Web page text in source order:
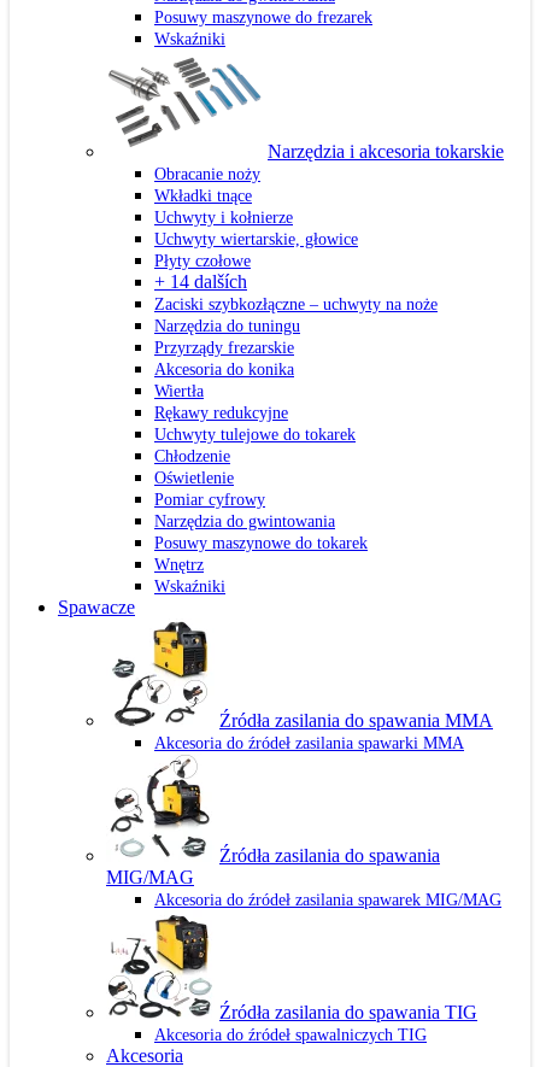
Posuwy maszynowe do frezarek
Wskaźniki
Narzędzia i akcesoria tokarskie
Obracanie noży
Wkładki tnące
Uchwyty i kołnierze
Uchwyty wiertarskie, głowice
Płyty czołowe
+ 14 dalších
Zaciski szybkozłączne – uchwyty na noże
Narzędzia do tuningu
Przyrządy frezarskie
Akcesoria do konika
Wiertła
Rękawy redukcyjne
Uchwyty tulejowe do tokarek
Chłodzenie
Oświetlenie
Pomiar cyfrowy
Narzędzia do gwintowania
Posuwy maszynowe do tokarek
Wnętrz
Wskaźniki
Spawacze
Źródła zasilania do spawania MMA
Akcesoria do źródeł zasilania spawarki MMA
Źródła zasilania do spawania
MIG/MAG
Akcesoria do źródeł zasilania spawarek MIG/MAG
Źródła zasilania do spawania TIG
Akcesoria do źródeł spawalniczych TIG
Akcesoria